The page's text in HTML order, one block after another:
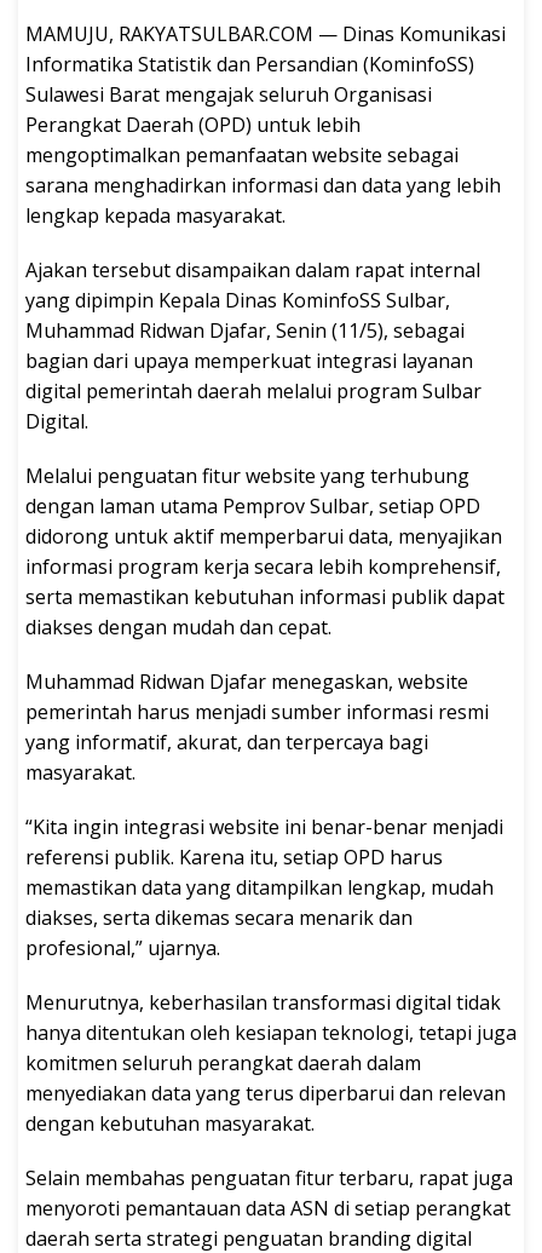
MAMUJU, RAKYATSULBAR.COM — Dinas Komunikasi
Informatika Statistik dan Persandian (KominfoSS)
Sulawesi Barat mengajak seluruh Organisasi
Perangkat Daerah (OPD) untuk lebih
mengoptimalkan pemanfaatan website sebagai
sarana menghadirkan informasi dan data yang lebih
lengkap kepada masyarakat.
Ajakan tersebut disampaikan dalam rapat internal
yang dipimpin Kepala Dinas KominfoSS Sulbar,
Muhammad Ridwan Djafar, Senin (11/5), sebagai
bagian dari upaya memperkuat integrasi layanan
digital pemerintah daerah melalui program Sulbar
Digital.
Melalui penguatan fitur website yang terhubung
dengan laman utama Pemprov Sulbar, setiap OPD
didorong untuk aktif memperbarui data, menyajikan
informasi program kerja secara lebih komprehensif,
serta memastikan kebutuhan informasi publik dapat
diakses dengan mudah dan cepat.
Muhammad Ridwan Djafar menegaskan, website
pemerintah harus menjadi sumber informasi resmi
yang informatif, akurat, dan terpercaya bagi
masyarakat.
“Kita ingin integrasi website ini benar-benar menjadi
referensi publik. Karena itu, setiap OPD harus
memastikan data yang ditampilkan lengkap, mudah
diakses, serta dikemas secara menarik dan
profesional,” ujarnya.
Menurutnya, keberhasilan transformasi digital tidak
hanya ditentukan oleh kesiapan teknologi, tetapi juga
komitmen seluruh perangkat daerah dalam
menyediakan data yang terus diperbarui dan relevan
dengan kebutuhan masyarakat.
Selain membahas penguatan fitur terbaru, rapat juga
menyoroti pemantauan data ASN di setiap perangkat
daerah serta strategi penguatan branding digital